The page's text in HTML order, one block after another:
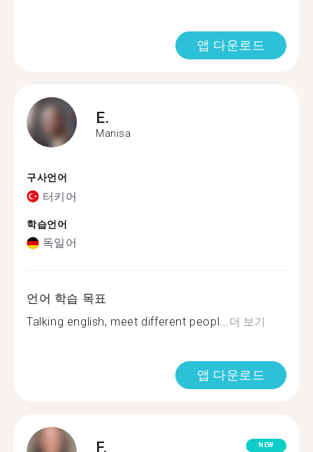
앱 다운로드
E.
Manisa
구사언어
터키어
학습언어
독일어
언어 학습 목표
Talking english, meet different peopl...더 보기
앱 다운로드
F. NEW